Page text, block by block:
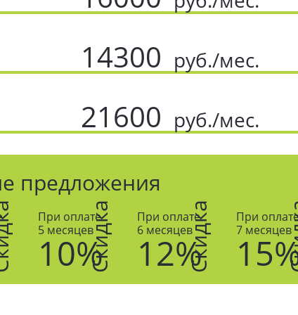
14300 руб./мес.
21600 руб./мес.
предложения
При оплате
5 месяцев
10%
Скидка
При оплате
6 месяцев
12%
Скидка
При
7 месяцев